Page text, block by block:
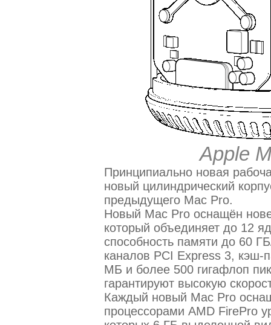
Apple
Принципиально новая
новый цилиндрический
предыдущего Mac Pro.
Новый Mac Pro оснащён
который объединяет до 12
способность памяти до 60
каналов PCI Express 3, кэш-
МБ и более 500 гигафлоп
гарантируют высокую
Каждый новый Mac Pro
процессорами AMD FirePro